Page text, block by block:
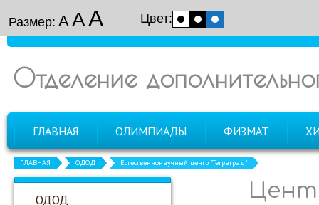
Размер: ААА Цвет:
Отделение
ГЛАВНАЯ ОЛИМПИАДЫ ФИЗМАТ
ГЛАВНАЯ ОДОД Естественнонаучный центр "Тетраград"
ОДОД